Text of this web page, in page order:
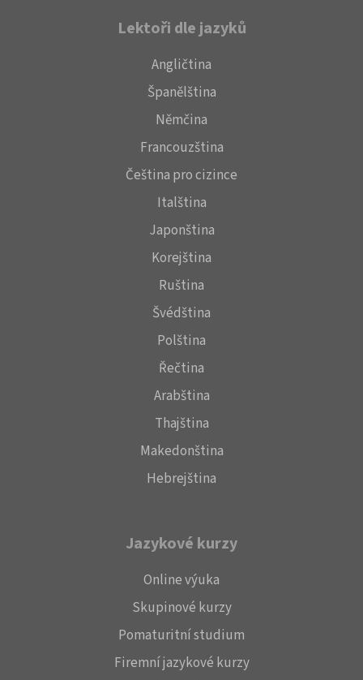
Lektoři dle jazyků
Angličtina
Španělština
Němčina
Francouzština
Čeština pro cizince
Italština
Japonština
Korejština
Ruština
Švédština
Polština
Řečtina
Arabština
Thajština
Makedonština
Hebrejština
Jazykové kurzy
Online výuka
Skupinové kurzy
Pomaturitní studium
Firemní jazykové kurzy